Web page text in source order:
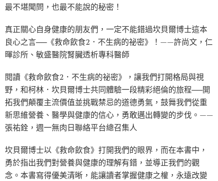
最不堪聞問，也最不能說的秘密！
真正關心自身健康的朋友們，一定不能錯過坎貝爾博士這本
良心之言──《救命飲食2．不生病的祕密》！——許尚文，仁
暉診所、敏盛醫院腎臟透析專科醫師
閱讀《救命飲食2．不生病的祕密》，讓我們打開格局與視
野，和柯林．坎貝爾博士共同體驗一段精彩絕倫的旅程──開
拓我們顛覆主流價值並挑戰禁忌的道德勇氣，鼓舞我們從重
新思維營養、醫學與健康的信心，勇敢邁出轉變的步伐。——
張祐銓，週一無肉日聯絡平台總召集人
坎貝爾博士以《救命飲食》打開我們的眼界，而在本書中，
勇於指出我們對營養與健康的理解有錯，並導正我們的觀
念。本書寫得優美清晰，能讓讀者掌握健康之權，永遠改變